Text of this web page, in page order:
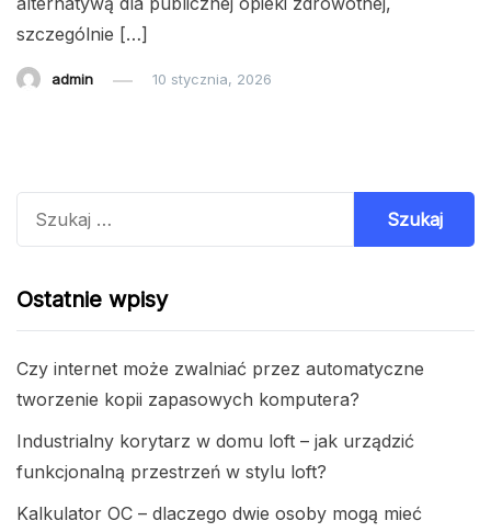
szczególnie […]
admin 10 stycznia, 2026
Ostatnie wpisy
Czy internet może zwalniać przez automatyczne
tworzenie kopii zapasowych komputera?
Industrialny korytarz w domu loft – jak urządzić
funkcjonalną przestrzeń w stylu loft?
Kalkulator OC – dlaczego dwie osoby mogą mieć